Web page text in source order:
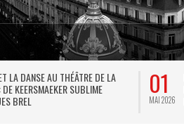
LA DANSE AU THÉÂTRE DE LA
KEERSMAEKER SUBLIME
BREL
01
MAI 2026